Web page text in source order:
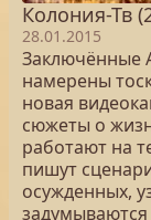
Колония-Тв
28.01.2015
Заключённые
намерены
новая
сюжеты о
работают на
пишут
осужденных,